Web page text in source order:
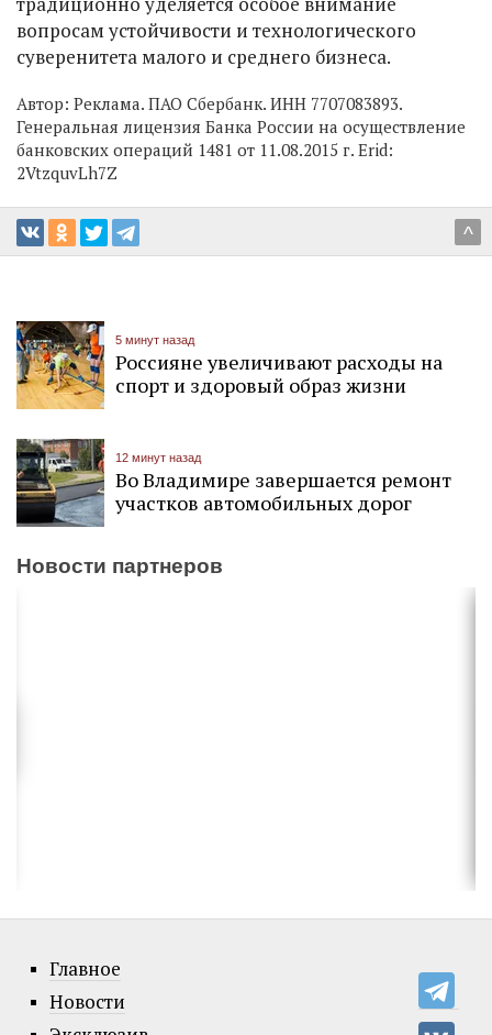
вопросам устойчивости и технологического
суверенитета малого и среднего бизнеса.
Автор: Реклама. ПАО Сбербанк. ИНН 7707083893.
Генеральная лицензия Банка России на осуществление
банковских операций 1481 от 11.08.2015 г. Erid:
2VtzquvLh7Z
^
5 минут назад
Россияне увеличивают расходы на
спорт и здоровый образ жизни
12 минут назад
Во Владимире завершается ремонт
участков автомобильных дорог
Новости партнеров
Главное
Новости